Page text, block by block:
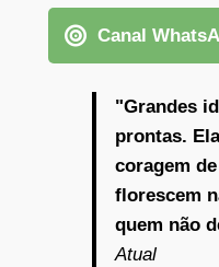
Canal
"Grandes
prontas.
coragem
florescem
quem não
Atual